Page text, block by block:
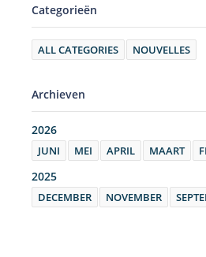
Categorieën
ALL CATEGORIES NOUVELLES
Archieven
2026
JUNI MEI APRIL MAART
2025
DECEMBER NOVEMBER